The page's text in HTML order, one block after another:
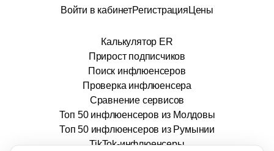
Войти в кабинетРегистрация Цены
Калькулятор ER
Прирост подписчиков
Поиск инфлюенсеров
Проверка инфлюенсера
Сравнение сервисов
Топ 50 инфлюенсеров из Молдовы
Топ 50 инфлюенсеров из Румынии
TikTok-инфлюенсеры